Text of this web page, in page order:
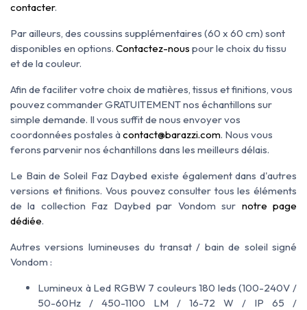
contacter.
Par ailleurs, des coussins supplémentaires (60 x 60 cm) sont
disponibles en options. Contactez-nous pour le choix du tissu
et de la couleur.
Afin de faciliter votre choix de matières, tissus et finitions, vous
pouvez commander GRATUITEMENT nos échantillons sur
simple demande. Il vous suffit de nous envoyer vos
coordonnées postales àcontact@barazzi.com. Nous vous
ferons parvenir nos échantillons dans les meilleurs délais.
Le Bain de Soleil Faz Daybed existe également dans d'autres
versions et finitions. Vous pouvez consulter tous les éléments
de la collection Faz Daybed par Vondom sur notre page
dédiée.
Autres versions lumineuses du transat / bain de soleil signé
Vondom :
Lumineux à Led RGBW 7 couleurs 180 leds (100-240V /
50-60Hz / 450-1100 LM / 16-72 W / IP 65 /